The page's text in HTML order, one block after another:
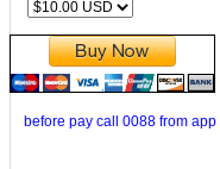
before pay call 0088 from app